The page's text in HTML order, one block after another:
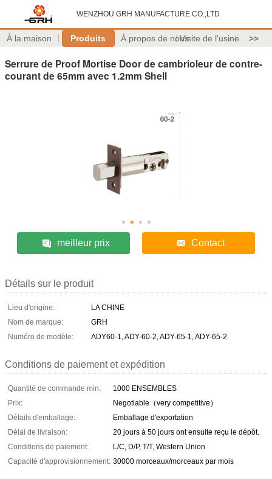
WENZHOU GRH MANUFACTURE CO.,LTD
À la maison Produits À propos de nousVisite de l'usine >>
Serrure de Proof Mortise Door de cambrioleur de contre-
courant de 65mm avec 1.2mm Shell
meilleur prix Contact
Détails sur le produit
Lieu d'origine:
LA CHINE
Nom de marque:
GRH
Numéro de modèle:
ADY60-1, ADY-60-2, ADY-65-1, ADY-65-2
Conditions de paiement et expédition
Quantité de commande min:
1000 ENSEMBLES
Prix:
Negotiable（very competitive）
Détails d'emballage:
Emballage d'exportation
Délai de livraison:
20 jours à 50 jours ont ensuite reçu le dépôt.
Conditions de paiement:
L/C, D/P, T/T, Western Union
Capacité d'approvisionnement: 30000 morceaux/morceaux par mois